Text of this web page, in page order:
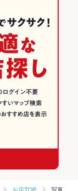
お店TOP 写真